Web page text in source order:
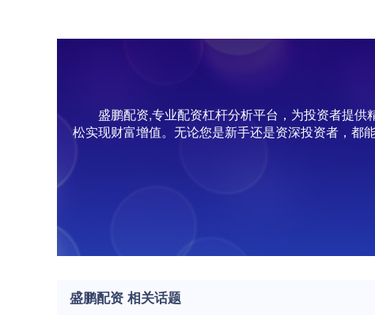
盛鹏配资,专业配资杠杆分析平台，为投资者提
松实现财富增值。无论您是新手还是资深投资者，都
盛鹏配资 相关话题